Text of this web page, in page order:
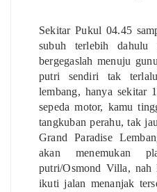
Sekitar Pukul 04.45
subuh terlebih
bergegaslah menuju
putri sendiri tak
lembang, hanya sekitar
sepeda motor, kamu
tangkuban perahu, tak
Grand Paradise
akan menemukan
putri/Osmond Villa, nah
ikuti jalan menanjak